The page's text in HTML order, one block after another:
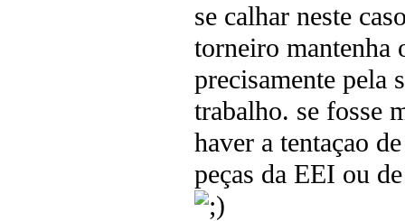
se calhar neste
torneiro mantenha
precisamente pela
trabalho. se fosse
haver a tentaçao
peças da EEI ou